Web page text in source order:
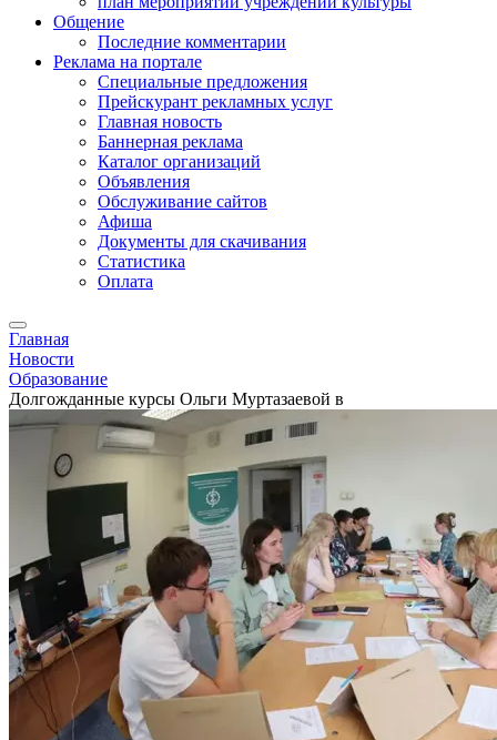
Общение
Последние комментарии
Реклама на портале
Специальные предложения
Прейскурант рекламных услуг
Главная новость
Баннерная реклама
Каталог организаций
Объявления
Обслуживание сайтов
Афиша
Документы для скачивания
Статистика
Оплата
Главная
Новости
Образование
Долгожданные курсы Ольги Муртазаевой в